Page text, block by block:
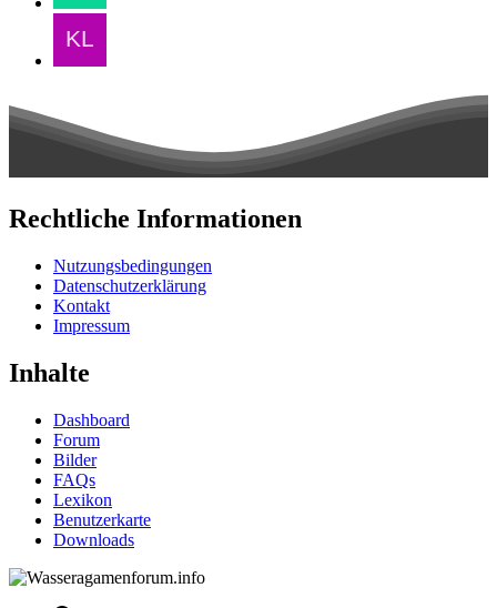
Rechtliche Informationen
Nutzungsbedingungen
Datenschutzerklärung
Kontakt
Impressum
Inhalte
Dashboard
Forum
Bilder
FAQs
Lexikon
Benutzerkarte
Downloads